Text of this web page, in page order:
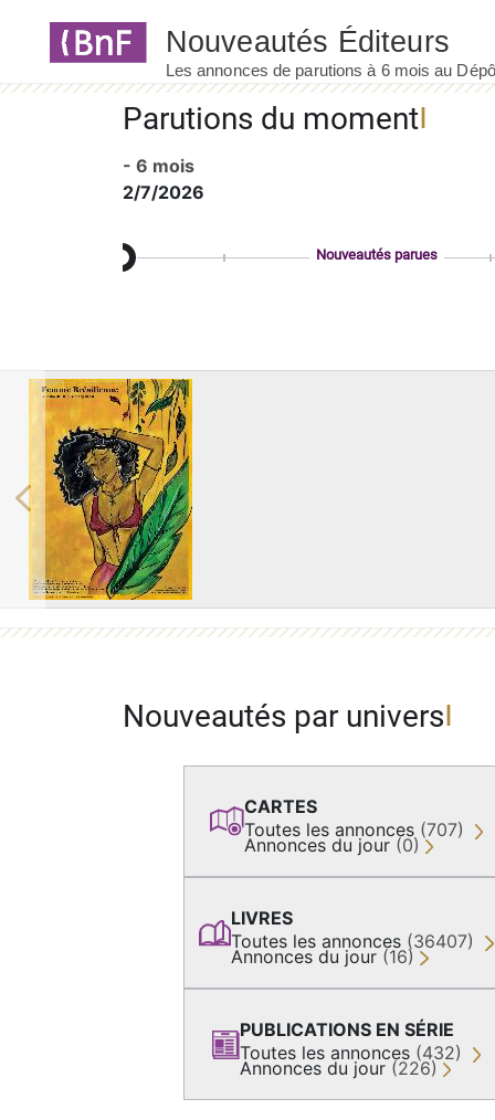
Parutions du moment
- 6 mois
2/7/2026
Nouveautés parues
Previous
Nouveautés par univers
CARTES
Toutes les annonces (707)
Annonces du jour (0)
LIVRES
Toutes les annonces (36407)
Annonces du jour (16)
PUBLICATIONS EN SÉRIE
Toutes les annonces (432)
Annonces du jour (226)